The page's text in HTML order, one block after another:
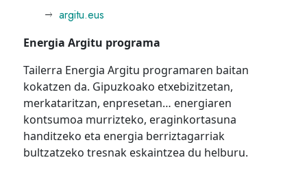
argitu.eus
Energia Argitu programa
Tailerra Energia Argitu programaren baitan
kokatzen da. Gipuzkoako etxebizitzetan,
merkataritzan, enpresetan… energiaren
kontsumoa murrizteko, eraginkortasuna
handitzeko eta energia berriztagarriak
bultzatzeko tresnak eskaintzea du helburu.